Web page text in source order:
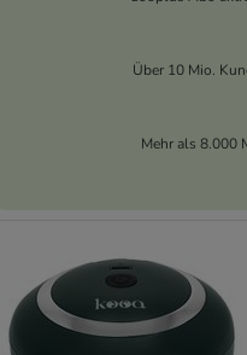
Über 10 Mio.
Mehr als 8.000